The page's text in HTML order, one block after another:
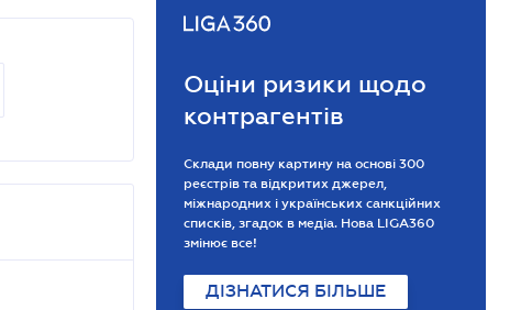
Оціни ризики щодо
контрагентів
Склади повну картину на основі 300
реєстрів та відкритих джерел,
міжнародних і українських санкційних
списків, згадок в медіа. Нова LIGA360
змінює все!
ДІЗНАТИСЯ БІЛЬШЕ